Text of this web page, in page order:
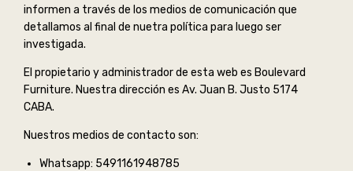
informen a través de los medios de comunicación que
detallamos al final de nuetra política para luego ser
investigada.
El propietario y administrador de esta web es Boulevard
Furniture. Nuestra dirección es Av. Juan B. Justo 5174
CABA.
Nuestros medios de contacto son:
Whatsapp: 5491161948785